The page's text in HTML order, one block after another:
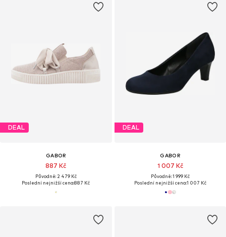
DEAL
GABOR
887 Kč
Původně: 2 479 Kč
Poslední nejnižší cena:887 Kč
DEAL
GABOR
1 007 Kč
Původně: 1 999 Kč
Poslední nejnižší cena:1 007 Kč